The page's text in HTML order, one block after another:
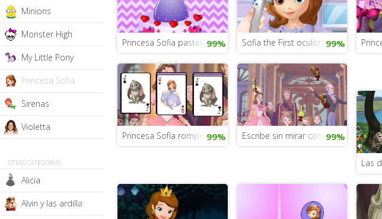
Minions
Monster High
My Little Pony
Princesa Sofia
Sirenas
Violetta
OTRAS CATEGORÍAS
Alicia
Alvin y las ardillas
Princesa Sofia pastelitos99% Sofia the First oculista 99%
Princesa Sofía rompecabezas solitario
99% Escribe sin mirar con Sofía
99%
Las